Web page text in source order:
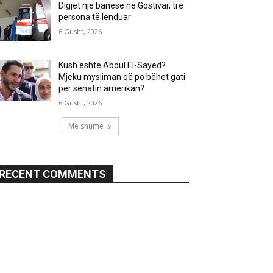
Digjet një banesë në Gostivar, tre
persona të lënduar
6 Gusht, 2026
Kush është Abdul El-Sayed?
Mjeku mysliman që po bëhet gati
për senatin amerikan?
6 Gusht, 2026
Më shumë
COMMENTS